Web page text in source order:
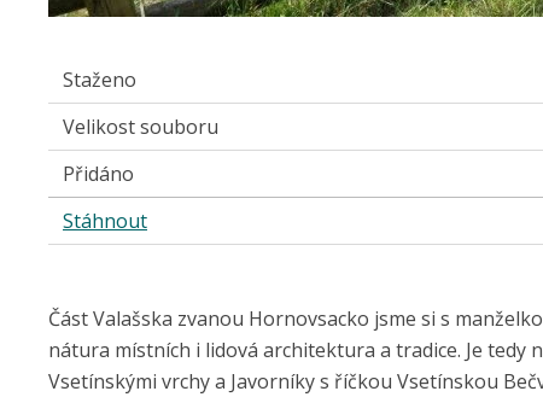
Staženo
Velikost souboru
Přidáno
Stáhnout
Část Valašska zvanou Hornovsacko jsme si s
nátura místních i lidová architektura a tradice. Je tedy
Vsetínskými vrchy a Javorníky s říčkou Vsetínskou